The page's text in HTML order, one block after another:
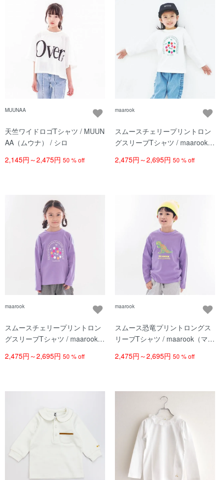
MUUNAA
天竺ワイドロゴTシャツ / MUUN
AA（ムウナ） / シロ
2,145円～2,475円 50 % off
maarook
スムースチェリープリントロン
グスリーブTシャツ / maarook
2,475円～2,695円 50 % off
maarook
スムースチェリープリントロン
グスリーブTシャツ / maarook
2,475円～2,695円 50 % off
maarook
スムース恐竜プリントロングス
リーブTシャツ / maarook（マル
2,475円～2,695円 50 % off